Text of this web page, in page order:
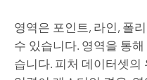
영역은 포인트, 라인, 폴
수 있습니다. 영역을 통
습니다. 피처 데이터셋의